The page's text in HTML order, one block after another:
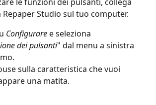
Repaper Studio sul tuo computer.
Configurare e seleziona
dei pulsanti" dal menu a sinistra
sulla caratteristica che vuoi
una matita.